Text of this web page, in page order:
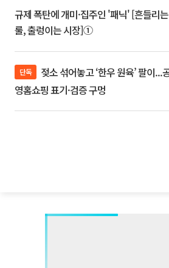
규제 폭탄에 개미·집주인 '패닉' [흔들리는
룰, 출렁이는 시장]①
단독
영홈쇼핑 표기·검증 구멍